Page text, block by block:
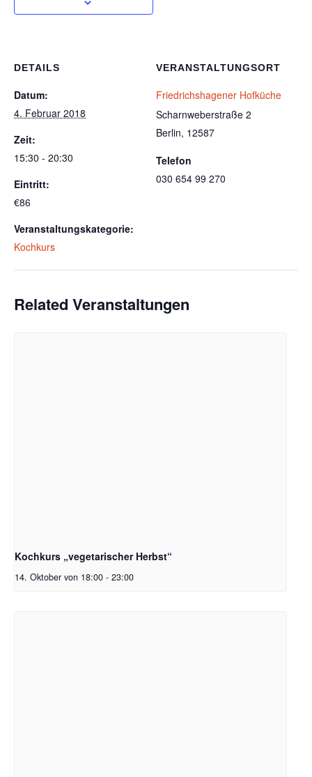
DETAILS
Datum:
4. Februar 2018
Zeit:
15:30 - 20:30
Eintritt:
€86
Veranstaltungskategorie:
Kochkurs
VERANSTALTUNGSORT
Friedrichshagener Hofküche
Scharnweberstraße 2
Berlin, 12587
Telefon
030 654 99 270
Related Veranstaltungen
Kochkurs „vegetarischer Herbst“
14. Oktober von 18:00 - 23:00